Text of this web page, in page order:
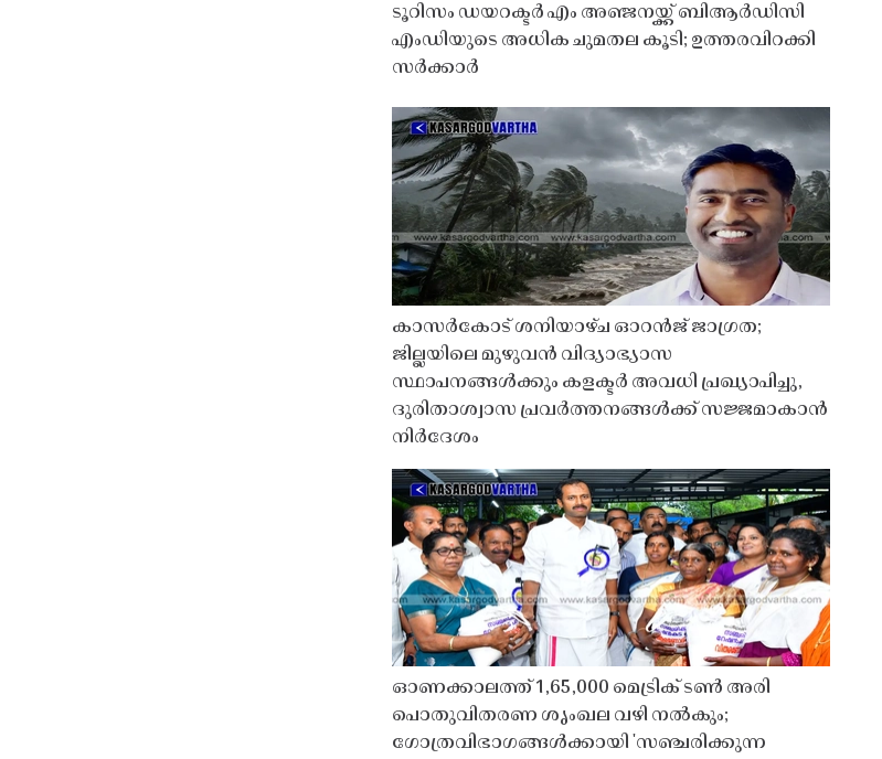
ടൂറിസം ഡയറക്ടർ എം അഞ്ജനയ്ക്ക് ബിആർഡിസി
എംഡിയുടെ അധിക ചുമതല കൂടി; ഉത്തരവിറക്കി
സർക്കാർ
കാസർകോട് ശനിയാഴ്ച ഓറൻജ് ജാഗ്രത;
ജില്ലയിലെ മുഴുവൻ വിദ്യാഭ്യാസ
സ്ഥാപനങ്ങൾക്കും കളക്ടർ അവധി പ്രഖ്യാപിച്ചു,
ദുരിതാശ്വാസ പ്രവർത്തനങ്ങൾക്ക് സജ്ജമാകാൻ
നിർദേശം
ഓണക്കാലത്ത് 1,65,000 മെട്രിക് ടൺ അരി
പൊതുവിതരണ ശൃംഖല വഴി നൽകും;
ഗോത്രവിഭാഗങ്ങൾക്കായി 'സഞ്ചരിക്കുന്ന